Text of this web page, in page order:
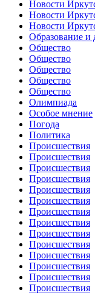
Новости
Новости
Новости
Образование и
Общество
Общество
Общество
Общество
Общество
Олимпиада
Особое мнение
Погода
Политика
Происшествия
Происшествия
Происшествия
Происшествия
Происшествия
Происшествия
Происшествия
Происшествия
Происшествия
Происшествия
Происшествия
Происшествия
Происшествия
Происшествия